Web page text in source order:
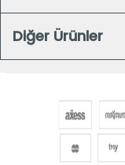
Diğer Ürünler